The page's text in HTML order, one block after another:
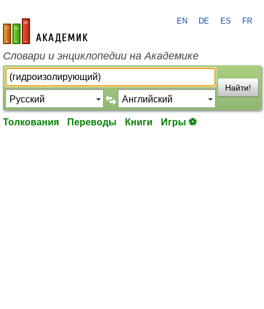
academic.ru
EN DE ES FR
Словари и энциклопедии на Академике
Найти!
Толкования Переводы Книги Игры ⚽